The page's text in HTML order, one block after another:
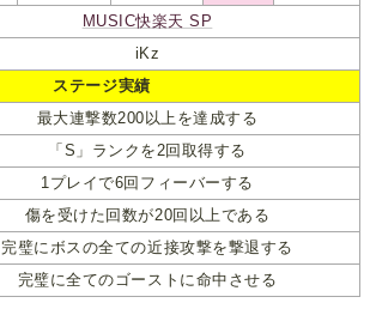
MUSIC快楽天 SP
iKz
ステージ実績
最大連撃数200以上を達成する
「S」ランクを2回取得する
1プレイで6回フィーバーする
傷を受けた回数が20回以上である
完璧にボスの全ての近接攻撃を撃退する
完璧に全てのゴーストに命中させる